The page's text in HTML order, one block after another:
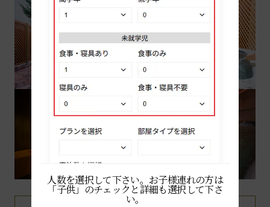
人数を選択して下さい。お子様連れの方は
「子供」のチェックと詳細も選択して下さ
い。
続いて